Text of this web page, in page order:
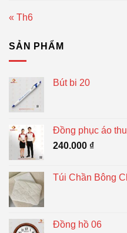
« Th6
SẢN PHẨM
Bút bi 20
Đồng phục áo
240.000 ₫
Túi Chần Bông
Đồng hồ 06